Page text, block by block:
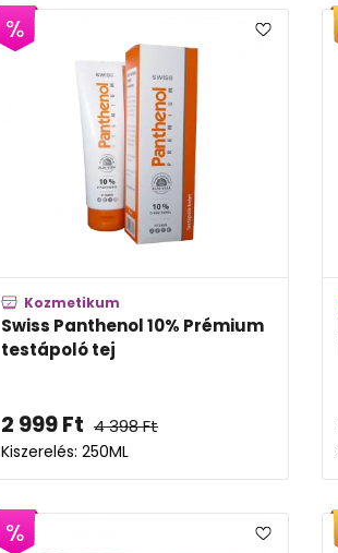
Kozmetikum
Swiss Panthenol 10% Prémium
testápoló tej
2 999Ft 4 398Ft
Kiszerelés: 250ML